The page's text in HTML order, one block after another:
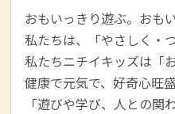
おもいっきり遊ぶ。おも
私たちは、「やさしく・
私たちニチイキッズは「
健康で元気で、好奇心旺
「遊びや学び、人との関